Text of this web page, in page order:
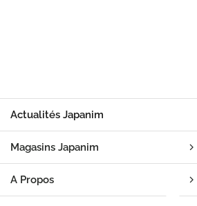
Actualités Japanim
Magasins Japanim
A Propos